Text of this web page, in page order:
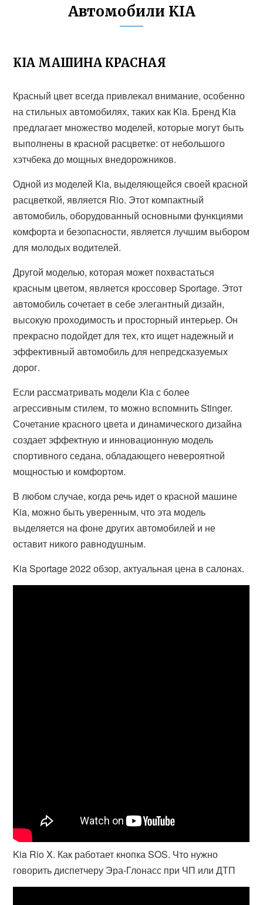
Автомобили KIA
KIA МАШИНА КРАСНАЯ
Красный цвет всегда привлекал внимание, особенно
на стильных автомобилях, таких как Kia. Бренд Kia
предлагает множество моделей, которые могут быть
выполнены в красной расцветке: от небольшого
хэтчбека до мощных внедорожников.
Одной из моделей Kia, выделяющейся своей красной
расцветкой, является Rio. Этот компактный
автомобиль, оборудованный основными функциями
комфорта и безопасности, является лучшим выбором
для молодых водителей.
Другой моделью, которая может похвастаться
красным цветом, является кроссовер Sportage. Этот
автомобиль сочетает в себе элегантный дизайн,
высокую проходимость и просторный интерьер. Он
прекрасно подойдет для тех, кто ищет надежный и
эффективный автомобиль для непредсказуемых
дорог.
Если рассматривать модели Kia с более
агрессивным стилем, то можно вспомнить Stinger.
Сочетание красного цвета и динамического дизайна
создает эффектную и инновационную модель
спортивного седана, обладающего невероятной
мощностью и комфортом.
В любом случае, когда речь идет о красной машине
Kia, можно быть уверенным, что эта модель
выделяется на фоне других автомобилей и не
оставит никого равнодушным.
Kia Sportage 2022 обзор, актуальная цена в салонах.
Kia Rio X. Как работает кнопка SOS. Что нужно
говорить диспетчеру Эра-Глонасс при ЧП или ДТП